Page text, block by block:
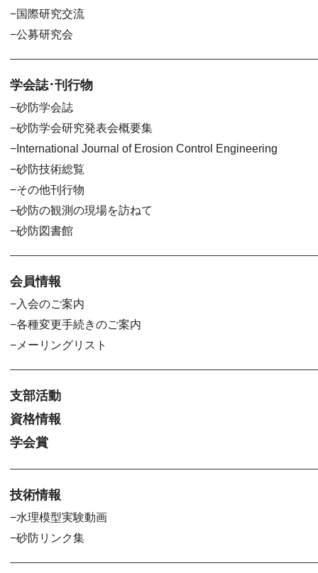
国際研究交流
公募研究会
学会誌･刊行物
砂防学会誌
砂防学会研究発表会概要集
International Journal of Erosion Control Engineering
砂防技術総覧
その他刊行物
砂防の観測の現場を訪ねて
砂防図書館
会員情報
入会のご案内
各種変更手続きのご案内
メーリングリスト
支部活動
資格情報
学会賞
技術情報
水理模型実験動画
砂防リンク集